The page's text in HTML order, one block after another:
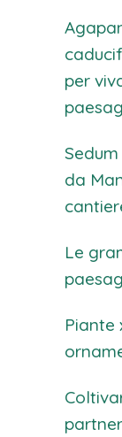
per
da
Le
Piante